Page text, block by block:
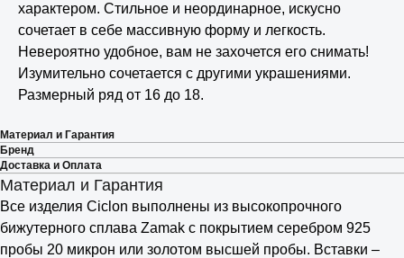
характером. Стильное и неординарное, искусно
сочетает в себе массивную форму и легкость.
Невероятно удобное, вам не захочется его снимать!
Изумительно сочетается с другими украшениями.
Размерный ряд от 16 до 18.
Материал и Гарантия
Бренд
Доставка и Оплата
Материал и Гарантия
Все изделия Ciclon выполнены из высокопрочного
бижутерного сплава Zamak с покрытием серебром 925
пробы 20 микрон или золотом высшей пробы. Вставки –